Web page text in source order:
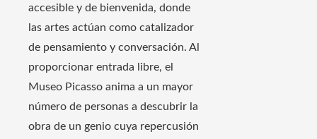
accesible y de bienvenida, donde
las artes actúan como catalizador
de pensamiento y conversación. Al
proporcionar entrada libre, el
Museo Picasso anima a un mayor
número de personas a descubrir la
obra de un genio cuya repercusión